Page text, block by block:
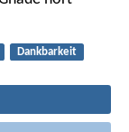
Dankbarkeit